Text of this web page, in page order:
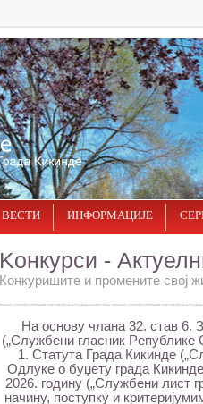
ВЕСТИ ИНФОРМАЦИЈЕ
Kонкурси -
Конкуришите и промените свој
На основу члана 32. став 6.
(„Службени гласник Рeпублике
1. Статута Града Кикинде
Одлуке о буџету града
2026. годину („Службени лист
начину, поступку и